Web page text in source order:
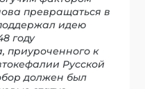
превращаться в
идею
году
приуроченного к
Русской
должен был